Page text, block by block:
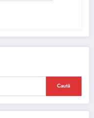
Caută